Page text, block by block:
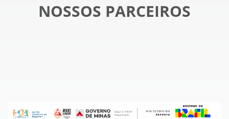
NOSSOS PARCEIROS